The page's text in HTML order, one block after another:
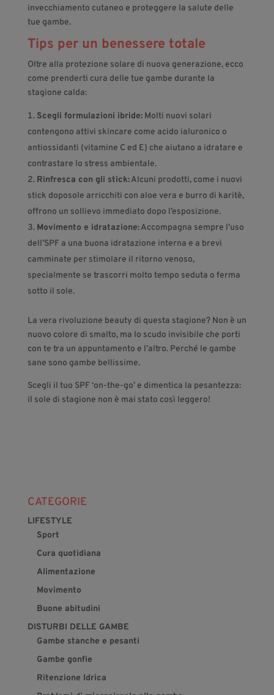
invecchiamento cutaneo e proteggere la salute delle
tue gambe.
Tips per un benessere totale
Oltre alla protezione solare di nuova generazione, ecco
come prenderti cura delle tue gambe durante la
stagione calda:
Scegli formulazioni ibride:Molti nuovi solari
contengono attivi skincare come acido ialuronico o
antiossidanti (vitamine C ed E) che aiutano a idratare e
contrastare lo stress ambientale.
Rinfresca con gli stick:Alcuni prodotti, come i nuovi
stick doposole arricchiti con aloe vera e burro di karitè,
offrono un sollievo immediato dopo l’esposizione.
Movimento e idratazione:Accompagna sempre l’uso
dell’SPF a una buona idratazione interna e a brevi
camminate per stimolare il ritorno venoso,
specialmente se trascorri molto tempo seduta o ferma
sotto il sole.
La vera rivoluzione beauty di questa stagione? Non è un
nuovo colore di smalto, ma lo scudo invisibile che porti
con te tra un appuntamento e l’altro. Perché le gambe
sane sono gambe bellissime.
Scegli il tuo SPF ‘on-the-go’ e dimentica la pesantezza:
il sole di stagione non è mai stato così leggero!
CATEGORIE
LIFESTYLE
Sport
Cura quotidiana
Alimentazione
Movimento
Buone abitudini
DISTURBI DELLE GAMBE
Gambe stanche e pesanti
Gambe gonfie
Ritenzione Idrica